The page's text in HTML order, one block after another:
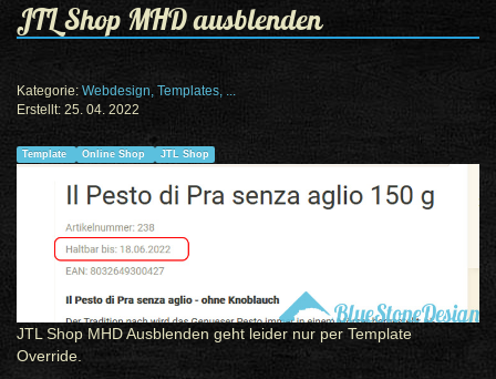
JTL Shop MHD ausblenden
Kategorie: Webdesign, Templates, ...
Erstellt: 25. 04. 2022
Template Online Shop JTL Shop
JTL Shop MHD Ausblenden geht leider nur per Template
Override.